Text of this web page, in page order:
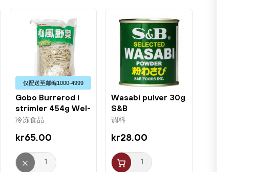
仅配送⾄邮编1000-4999
Gobo Burrerod i
strimler 454g Wel-
pac
冷冻食品
kr65.00
Wasabi pulver 30g
S&B
调料
kr28.00